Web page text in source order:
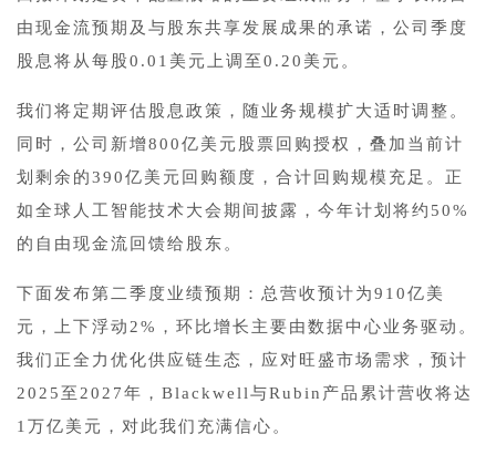
由现金流预期及与股东共享发展成果的承诺，公司季度
股息将从每股0.01美元上调至0.20美元。
我们将定期评估股息政策，随业务规模扩大适时调整。
同时，公司新增800亿美元股票回购授权，叠加当前计
划剩余的390亿美元回购额度，合计回购规模充足。正
如全球人工智能技术大会期间披露，今年计划将约50%
的自由现金流回馈给股东。
下面发布第二季度业绩预期：总营收预计为910亿美
元，上下浮动2%，环比增长主要由数据中心业务驱动。
我们正全力优化供应链生态，应对旺盛市场需求，预计
2025至2027年，Blackwell与Rubin产品累计营收将达
1万亿美元，对此我们充满信心。